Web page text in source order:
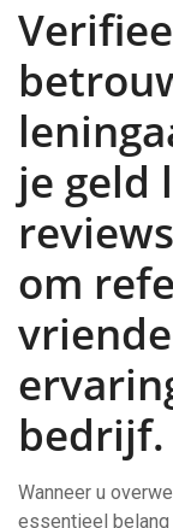
je geld
om
bedrijf.
Wanneer u
essentieel belang